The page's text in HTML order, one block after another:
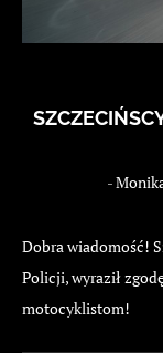
-
Dobra wiadomość!
Policji, wyraził
motocyklistom!